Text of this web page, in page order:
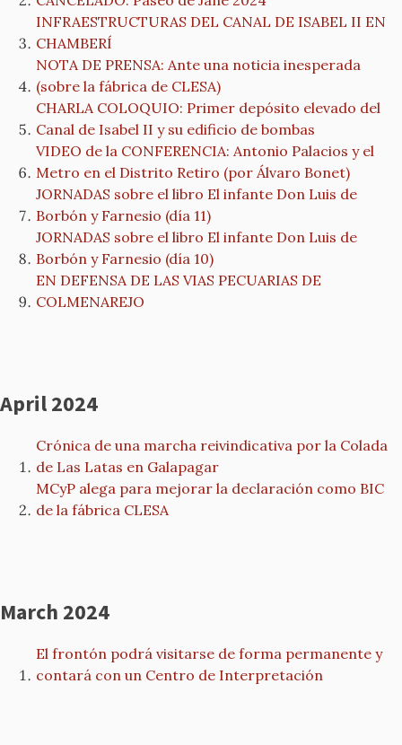
INFRAESTRUCTURAS DEL CANAL DE ISABEL II EN
CHAMBERÍ
NOTA DE PRENSA: Ante una noticia inesperada
(sobre la fábrica de CLESA)
CHARLA COLOQUIO: Primer depósito elevado del
Canal de Isabel II y su edificio de bombas
VIDEO de la CONFERENCIA: Antonio Palacios y el
Metro en el Distrito Retiro (por Álvaro Bonet)
JORNADAS sobre el libro El infante Don Luis de
Borbón y Farnesio (día 11)
JORNADAS sobre el libro El infante Don Luis de
Borbón y Farnesio (día 10)
EN DEFENSA DE LAS VIAS PECUARIAS DE
COLMENAREJO
April 2024
Crónica de una marcha reivindicativa por la Colada
de Las Latas en Galapagar
MCyP alega para mejorar la declaración como BIC
de la fábrica CLESA
March 2024
El frontón podrá visitarse de forma permanente y
contará con un Centro de Interpretación